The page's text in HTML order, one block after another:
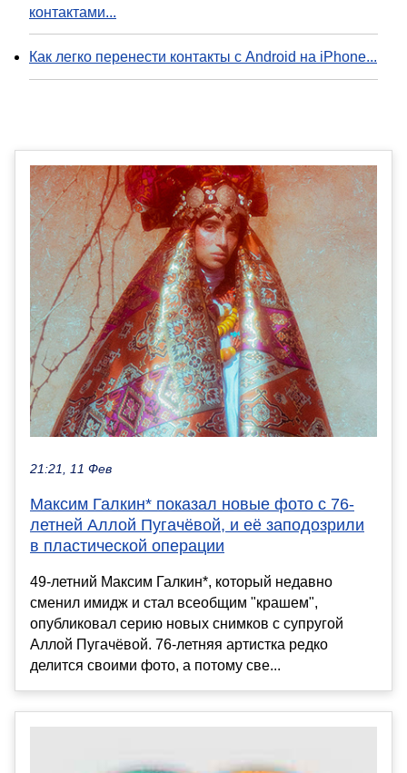
контактами...
Как легко перенести контакты с Android на iPhone...
21:21, 11 Фев
Максим Галкин* показал новые фото с 76-
летней Аллой Пугачёвой, и её заподозрили
в пластической операции
49-летний Максим Галкин*, который недавно
сменил имидж и стал всеобщим "крашем",
опубликовал серию новых снимков с супругой
Аллой Пугачёвой. 76-летняя артистка редко
делится своими фото, а потому све...